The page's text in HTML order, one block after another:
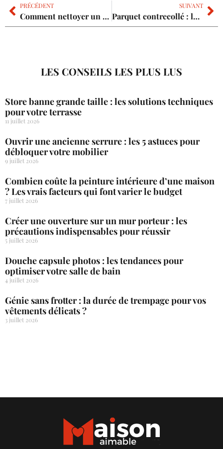
PRÉCÉDENT
Comment nettoyer un balcon : les solutions naturelles pour un sol propre ?
SUIVANT
Parquet contrecollé : les avantages et les inconvénients pour réussir votre projet
LES CONSEILS LES PLUS LUS
Store banne grande taille : les solutions techniques
pour votre terrasse
11 juillet 2026
Ouvrir une ancienne serrure : les 5 astuces pour
débloquer votre mobilier
9 juillet 2026
Combien coûte la peinture intérieure d’une maison
? Les vrais facteurs qui font varier le budget
7 juillet 2026
Créer une ouverture sur un mur porteur : les
précautions indispensables pour réussir
5 juillet 2026
Douche capsule photos : les tendances pour
optimiser votre salle de bain
4 juillet 2026
Génie sans frotter : la durée de trempage pour vos
vêtements délicats ?
3 juillet 2026